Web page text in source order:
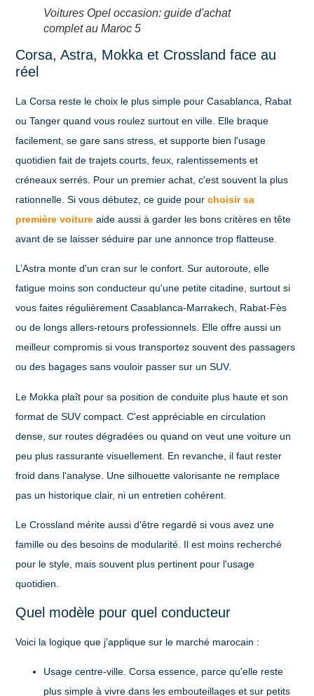
Voitures Opel occasion: guide d'achat
complet au Maroc 5
Corsa, Astra, Mokka et Crossland face au
réel
LaCorsa reste le choix le plus simple pour Casablanca, Rabat
ou Tanger quand vous roulez surtout en ville. Elle braque
facilement, se gare sans stress, et supporte bien l'usage
quotidien fait de trajets courts, feux, ralentissements et
créneaux serrés. Pour un premier achat, c'est souvent la plus
rationnelle. Si vous débutez, ce guide pourchoisir sa
première voiture aide aussi à garder les bons critères en tête
avant de se laisser séduire par une annonce trop flatteuse.
L’Astra monte d'un cran sur le confort. Sur autoroute, elle
fatigue moins son conducteur qu'une petite citadine, surtout si
vous faites régulièrement Casablanca-Marrakech, Rabat-Fès
ou de longs allers-retours professionnels. Elle offre aussi un
meilleur compromis si vous transportez souvent des passagers
ou des bagages sans vouloir passer sur un SUV.
Le Mokka plaît pour sa position de conduite plus haute et son
format de SUV compact. C'est appréciable en circulation
dense, sur routes dégradées ou quand on veut une voiture un
peu plus rassurante visuellement. En revanche, il faut rester
froid dans l'analyse. Une silhouette valorisante ne remplace
pas un historique clair, ni un entretien cohérent.
LeCrossland mérite aussi d'être regardé si vous avez une
famille ou des besoins de modularité. Il est moins recherché
pour le style, mais souvent plus pertinent pour l'usage
quotidien.
Quel modèle pour quel conducteur
Voici la logique que j'applique sur le marché marocain :
Usage centre-ville . Corsa essence, parce qu'elle reste
plus simple à vivre dans les embouteillages et sur petits